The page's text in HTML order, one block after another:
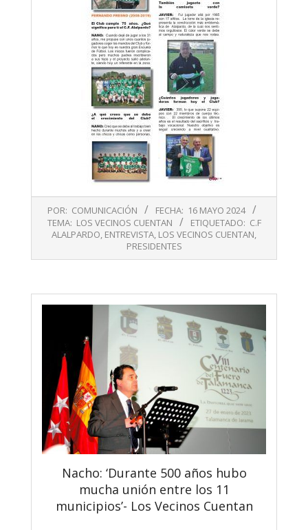
POR: COMUNICACIÓN FECHA: 16 MAYO 2024
TEMA: LOS VECINOS CUENTAN ETIQUETADO: C.F
ALALPARDO, ENTREVISTA, LOS VECINOS CUENTAN,
PRESIDENTES
Nacho: ‘Durante 500 años hubo
mucha unión entre los 11
municipios’- Los Vecinos Cuentan